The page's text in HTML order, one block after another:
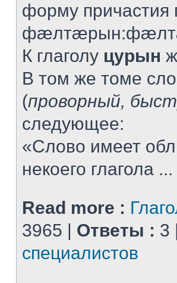
форму
К глаголу цурын
В том же томе
(проворный,
следующее:
«Слово имеет
некоего глагола ...
Read more :
3965 | Ответы : 3 |
специалистов